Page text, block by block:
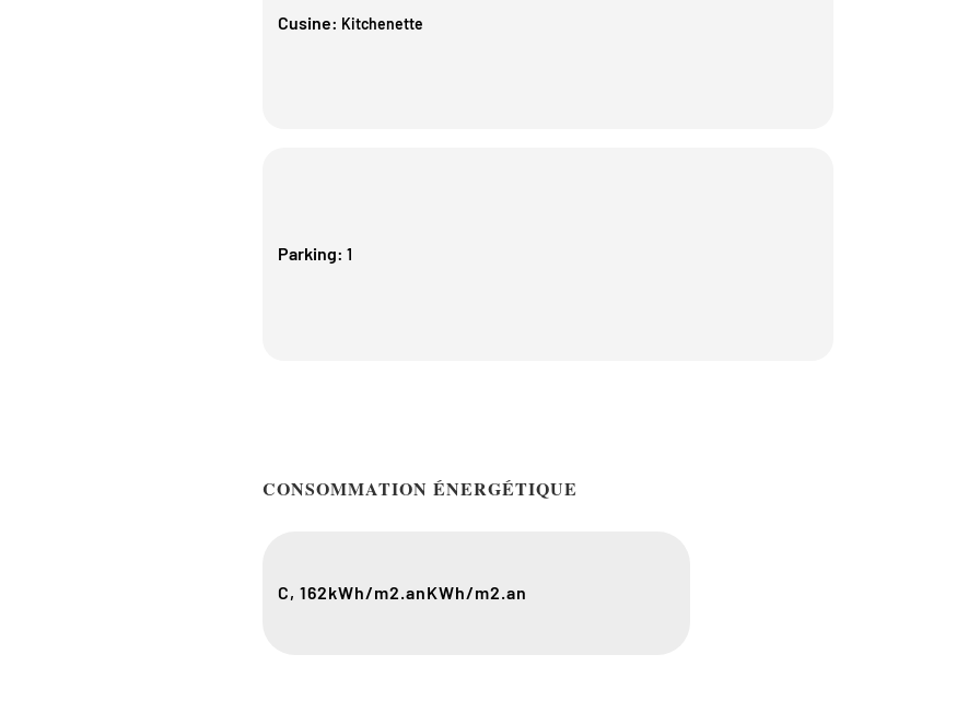
Cusine: Kitchenette
Parking: 1
CONSOMMATION ÉNERGÉTIQUE
C, 162kWh/m2.anKWh/m2.an